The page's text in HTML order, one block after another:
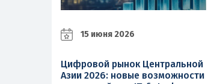
15 июня 2026
Цифровой рынок Центральной
Азии 2026: новые возможности